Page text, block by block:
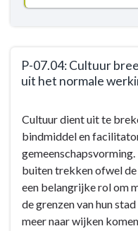
P-07.04: Cultuur
uit het normale
naar
navigatie
BD-
07:
Door
het
Cultuur dient uit te
bindmiddel en
buiten trekken ofwel
een belangrijke rol om
de grenzen van hun
meer naar wijken